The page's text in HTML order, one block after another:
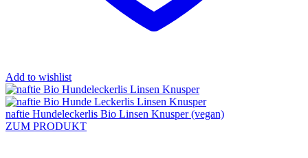
Add to wishlist
naftie Hundeleckerlis Bio Linsen Knusper (vegan)
ZUM PRODUKT